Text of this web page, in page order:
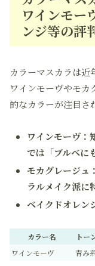
ワインモー
ンジ等の評
カラーマスカラは近
ワインモーヴやモカ
的なカラーが注目さ
ワインモーヴ：
では「ブルベに
モカグレージュ
ラルメイク派に
ベイクドオレン
カラー名 トー
ワインモーヴ
青み